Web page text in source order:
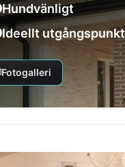
Hundvänligt
Ideellt
Fotogalleri